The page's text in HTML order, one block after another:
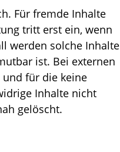
Für fremde Inhalte
tritt erst ein, wenn
werden solche Inhalte
ist. Bei externen
für die keine
Inhalte nicht
gelöscht.